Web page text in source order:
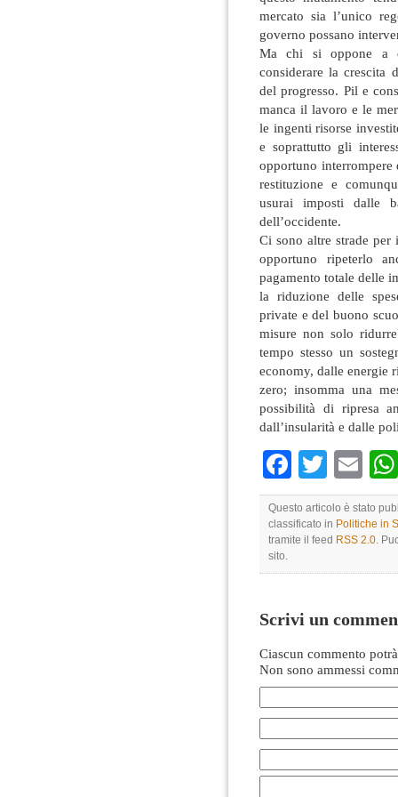
mercato sia l’unico
governo possano
Ma chi si oppone a
considerare la crescita
del progresso. Pil e
manca il lavoro e le
le ingenti risorse
e soprattutto gli
opportuno interrompere
restituzione e
usurai imposti dalle
dell’occidente.
Ci sono altre strade
opportuno ripeterlo
pagamento totale delle
la riduzione delle
private e del buono
misure non solo
tempo stesso un
economy, dalle energie
zero; insomma una
possibilità di ripresa
dall’insularità e dalle
Questo articolo è stato
classificato in Politiche in
tramite il feed RSS 2.0.
sito.
Scrivi un
Ciascun commento
Non sono ammessi